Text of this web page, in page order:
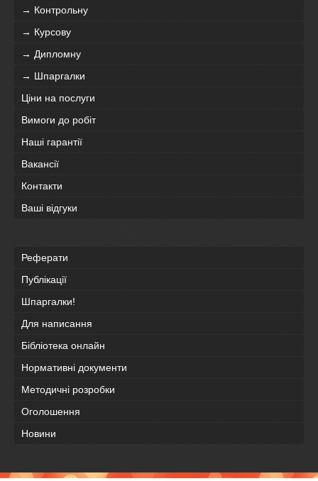
→ Контрольну
→ Курсову
→ Дипломну
→ Шпаргалки
Ціни на послуги
Вимоги до робіт
Наші гарантії
Вакансії
Контакти
Ваші відгуки
Реферати
Публікації
Шпаргалки!
Для написання
Бібліотека онлайн
Нормативні документи
Методичні розробки
Оголошення
Новини